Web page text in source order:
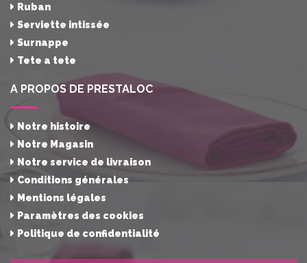
Ruban
Serviette intissée
Surnappe
Tete a tete
A PROPOS DE PRESTALOC
Notre histoire
Notre Magasin
Notre service de livraison
Conditions générales
Mentions légales
Paramètres des cookies
Politique de confidentialité